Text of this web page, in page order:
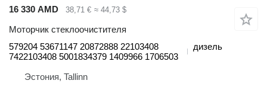
16 330 AMD 38,71 € ≈ 44,73 $
Моторчик стеклоочистителя
579204 53671147 20872888 22103408
7422103408 5001834379 1409966 1706503
дизель
Эстония, Tallinn